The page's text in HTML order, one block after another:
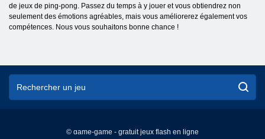
de jeux de ping-pong. Passez du temps à y jouer et vous obtiendrez non
seulement des émotions agréables, mais vous améliorerez également vos
compétences. Nous vous souhaitons bonne chance !
© game-game - gratuit jeux flash en ligne